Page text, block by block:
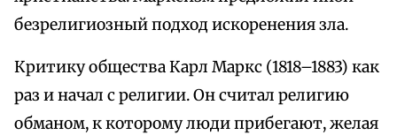
безрелигиозный подход искоренения зла.
Критику общества Карл Маркс (1818–1883) как
раз и начал с религии. Он считал религию
обманом, к которому люди прибегают, желая